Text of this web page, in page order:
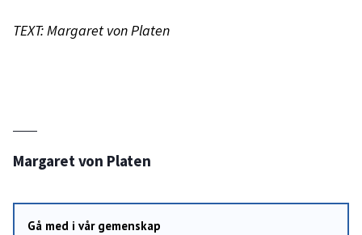
TEXT: Margaret von Platen
Margaret von Platen
Gå med i vår gemenskap